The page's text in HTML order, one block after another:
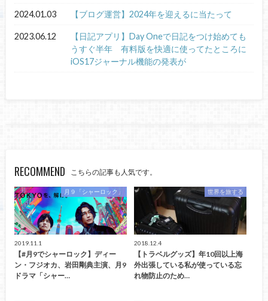
2024.01.03 【ブログ運営】2024年を迎えるに当たって
2023.06.12
【日記アプリ】Day Oneで日記をつけ始めても
うすぐ半年 有料版を快適に使ってたところに
iOS17ジャーナル機能の発表が
RECOMMEND こちらの記事も人気です。
月９「シャーロック」
2019.11.1
【#月9でシャーロック】ディー
ン・フジオカ、岩田剛典主演、月9
ドラマ「シャー…
世界を旅する
2018.12.4
【トラベルグッズ】年10回以上海
外出張している私が使っている忘
れ物防止のため…